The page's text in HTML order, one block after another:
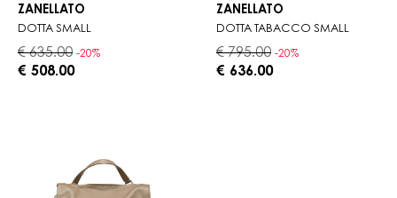
ZANELLATO
DOTTA SMALL
€ 635.00 -20%
€ 508.00
ZANELLATO
DOTTA TABACCO SMALL
€ 795.00 -20%
€ 636.00